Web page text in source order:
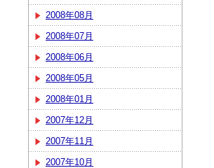
2008年08月
2008年07月
2008年06月
2008年05月
2008年01月
2007年12月
2007年11月
2007年10月